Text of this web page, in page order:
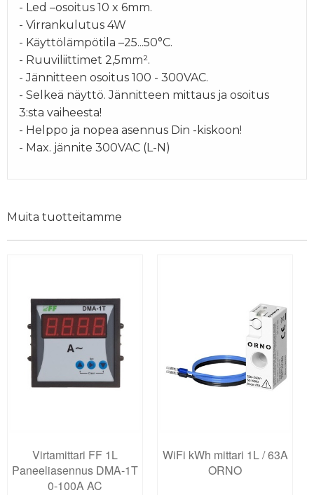
- Led –osoitus 10 x 6mm.
- Virrankulutus 4W
- Käyttölämpötila –25...50°C.
- Ruuviliittimet 2,5mm².
- Jännitteen osoitus 100 - 300VAC.
- Selkeä näyttö. Jännitteen mittaus ja osoitus
3:sta vaiheesta!
- Helppo ja nopea asennus Din -kiskoon!
- Max. jännite 300VAC (L-N)
Muita tuotteitamme
Virtamittari FF 1L
Paneeliasennus DMA-1T
0-100A AC
WiFi kWh mittari 1L / 63A
ORNO